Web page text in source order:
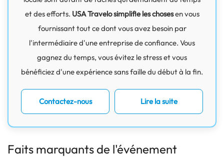
et des efforts. USA Travelo simplifie les chosesen vous
fournissant tout ce dont vous avez besoin par
l'intermédiaire d'une entreprise de confiance. Vous
gagnez du temps, vous évitez le stress et vous
bénéficiez d'une expérience sans faille du début à la fin.
Contactez-nous Lire la suite
Faits marquants de l'événement